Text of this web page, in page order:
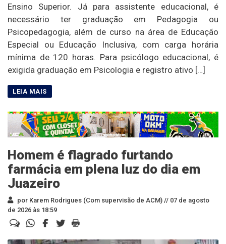
Ensino Superior. Já para assistente educacional, é
necessário ter graduação em Pedagogia ou
Psicopedagogia, além de curso na área de Educação
Especial ou Educação Inclusiva, com carga horária
mínima de 120 horas. Para psicólogo educacional, é
exigida graduação em Psicologia e registro ativo […]
Homem é flagrado furtando
farmácia em plena luz do dia em
Juazeiro
por Karem Rodrigues (Com supervisão de ACM) // 07 de agosto
de 2026 às 18:59